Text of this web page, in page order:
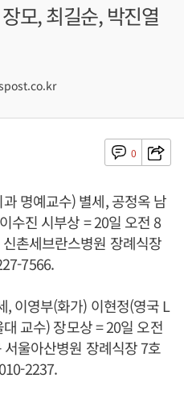
모, 최길순, 박진열
0
명예교수) 별세, 공정옥 남
수진 시부상 = 20일 오전 8
촌세브란스병원 장례식장
7566.
이영부(화가) 이현정(영국 L
교수) 장모상 = 20일 오전
울아산병원 장례식장 7호
2237.